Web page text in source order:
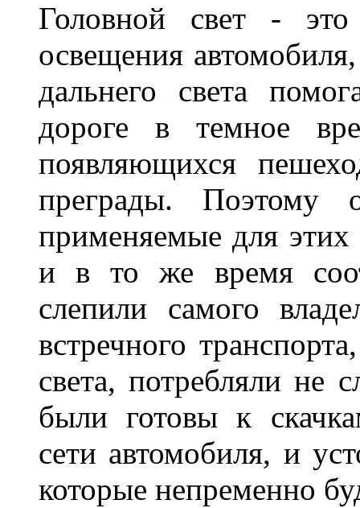
Головной свет -
освещения
дальнего света
дороге в темное
появляющихся
преграды. Поэтому
применяемые для
и в то же время
слепили самого
встречного
света, потребляли не
были готовы к
сети автомобиля, и
которые непременно